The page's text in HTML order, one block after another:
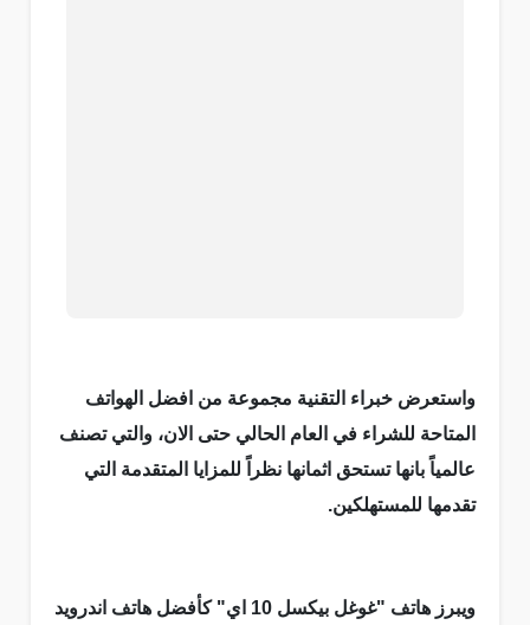
واستعرض خبراء التقنية مجموعة من افضل الهواتف
المتاحة للشراء في العام الحالي حتى الان، والتي تصنف
عالمياً بانها تستحق اثمانها نظراً للمزايا المتقدمة التي
تقدمها للمستهلكين.
ويبرز هاتف "غوغل بيكسل 10 اي" كأفضل هاتف اندرويد